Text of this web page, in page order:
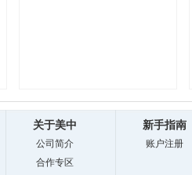
关于美中
公司简介
合作专区
新手指南
账户注册